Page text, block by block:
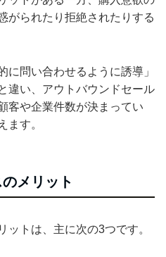
がられたり拒絶されたりする
に問い合わせるように誘導」
違い、アウトバウンドセール
客や企業件数が決まってい
ます。
メリット
ットは、主に次の3つです。